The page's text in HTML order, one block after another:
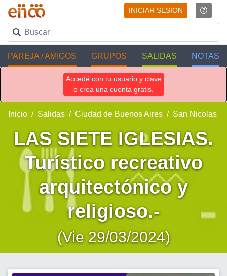
INICIAR SESION
PAREJA / AMIGOS GRUPOS SALIDAS NOTAS
Accedé con tu usuario y clave
o crea una cuenta gratis.
Inicio Salidas Ciudad de Buenos Aires San Nicolas
LAS SIETE IGLESIAS.
Turístico recreativo
arquitectónico y
religioso.-
(Vie 29/03/2024)